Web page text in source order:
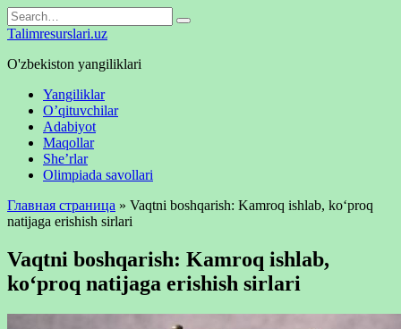
Skip
to
Search
for:
Talimresurslari.uz
O'zbekiston yangiliklari
Yangiliklar
O’qituvchilar
Adabiyot
Maqollar
She’rlar
Olimpiada savollari
Главная страница » Vaqtni boshqarish: Kamroq ishlab, ko‘proq
natijaga erishish sirlari
Vaqtni boshqarish: Kamroq ishlab,
ko‘proq natijaga erishish sirlari